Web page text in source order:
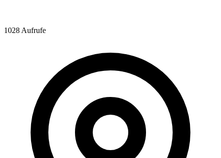
1028 Aufrufe